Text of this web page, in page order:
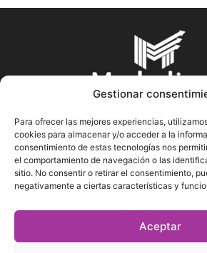
Gestionar
Para ofrecer las mejores experiencias,
cookies para almacenar y/o acceder a la
consentimiento de estas tecnologías nos
el comportamiento de navegación o las
sitio. No consentir o retirar el consentimiento,
negativamente a ciertas características y
Aceptar
SOBRE
En Marketin.es encontrarás la más
información sobre el mundo del